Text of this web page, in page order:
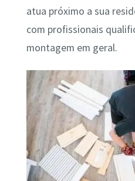
atua próximo a sua
com profissionais
montagem em geral.